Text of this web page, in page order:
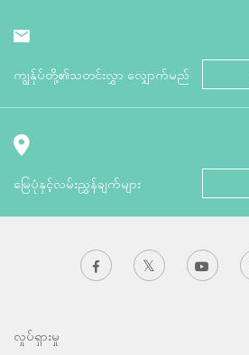
ကျွန်ုပ်တို့၏သတင်းလွှာ လျှောက်မည်
မြေပုံနှင့်လမ်းညွှန်ချက်များ
လှုပ်ရှားမှု